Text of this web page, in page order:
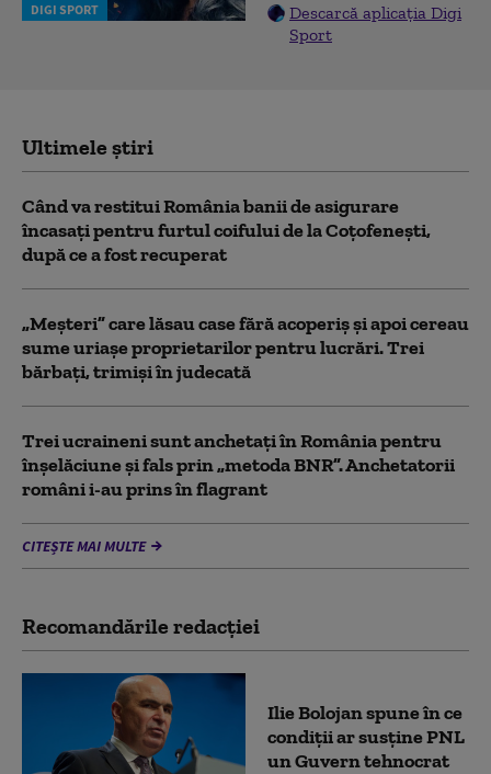
DIGI SPORT
Descarcă aplicația Digi
Sport
Ultimele știri
Când va restitui România banii de asigurare
încasați pentru furtul coifului de la Coțofenești,
după ce a fost recuperat
„Meșteri” care lăsau case fără acoperiș și apoi cereau
sume uriașe proprietarilor pentru lucrări. Trei
bărbați, trimiși în judecată
Trei ucraineni sunt anchetaţi în România pentru
înşelăciune și fals prin „metoda BNR”. Anchetatorii
români i-au prins în flagrant
CITEȘTE MAI MULTE
Recomandările redacţiei
Ilie Bolojan spune în ce
condiții ar susține PNL
un Guvern tehnocrat